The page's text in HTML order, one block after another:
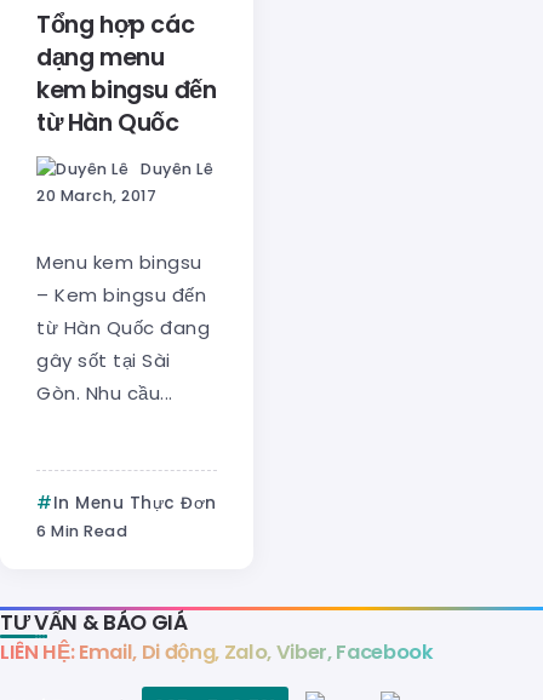
Tổng hợp các
dạng menu
kem bingsu đến
từ Hàn Quốc
Duyên Lê
20 March, 2017
Menu kem bingsu
– Kem bingsu đến
từ Hàn Quốc đang
gây sốt tại Sài
Gòn. Nhu cầu...
In Menu Thực Đơn
6 Min Read
TƯ VẤN & BÁO GIÁ
LIÊN HỆ: Email, Di động, Zalo, Viber, Facebook